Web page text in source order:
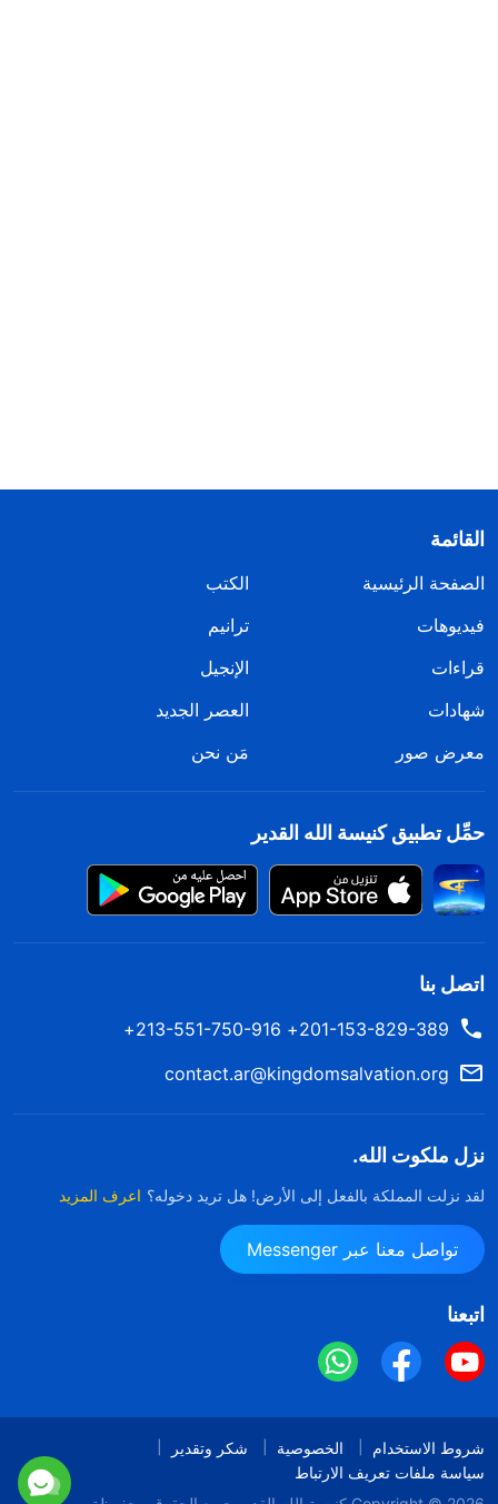
القائمة
الصفحة الرئيسية
الكتب
فيديوهات
ترانيم
قراءات
الإنجيل
شهادات
العصر الجديد
معرض صور
مَن نحن
حمِّل تطبيق كنيسة الله القدير
اتصل بنا
201-153-829-389+ 213-551-750-916+
contact.ar@kingdomsalvation.org
نزل ملكوت الله.
لقد نزلت المملكة بالفعل إلى الأرض! هل تريد دخوله؟ اعرف المزيد
تواصل معنا عبر Messenger
اتبعنا
شروط الاستخدام الخصوصية
شكر وتقدير
سياسة ملفات تعريف الارتباط